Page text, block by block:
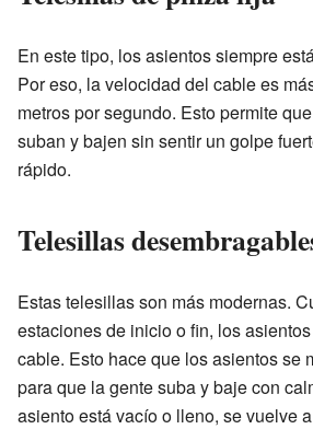
En este tipo, los asientos siempre
Por eso, la velocidad del cable es
metros por segundo. Esto permite
suban y bajen sin sentir un golpe
rápido.
Telesillas
Estas telesillas son más modernas.
estaciones de inicio o fin, los
cable. Esto hace que los asientos se
para que la gente suba y baje con
asiento está vacío o lleno, se vuelve